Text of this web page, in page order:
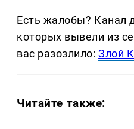
Есть жалобы? Канал
которых вывели из
вас разозлило:Злой
Читайте также: